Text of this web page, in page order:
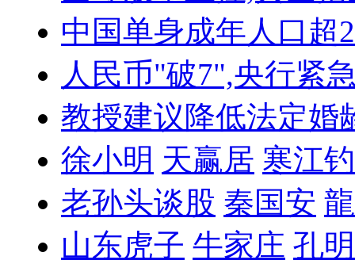
中国单身成年人口超
人民币"破7",央行紧
教授建议降低法定婚
徐小明 天赢居 寒江
老孙头谈股 秦国安
山东虎子 牛家庄 孔